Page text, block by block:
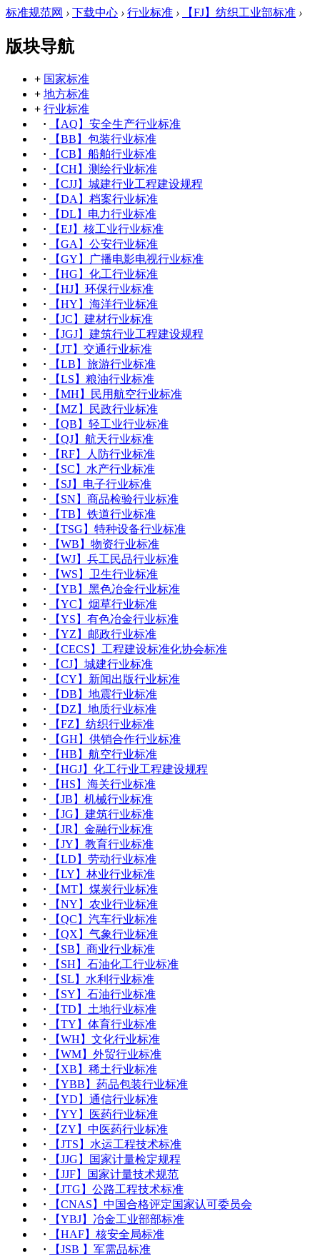
标准规范网 › 下载中心 › 行业标准 › 【FJ】纺织工业部标准 ›
版块导航
+ 国家标准
+ 地方标准
+ 行业标准
·
【AQ】安全生产行业标准
·
【BB】包装行业标准
·
【CB】船舶行业标准
·
【CH】测绘行业标准
·
【CJJ】城建行业工程建设规程
·
【DA】档案行业标准
·
【DL】电力行业标准
·
【EJ】核工业行业标准
·
【GA】公安行业标准
·
【GY】广播电影电视行业标准
·
【HG】化工行业标准
·
【HJ】环保行业标准
·
【HY】海洋行业标准
·
【JC】建材行业标准
·
【JGJ】建筑行业工程建设规程
·
【JT】交通行业标准
·
【LB】旅游行业标准
·
【LS】粮油行业标准
·
【MH】民用航空行业标准
·
【MZ】民政行业标准
·
【QB】轻工业行业标准
·
【QJ】航天行业标准
·
【RF】人防行业标准
·
【SC】水产行业标准
·
【SJ】电子行业标准
·
【SN】商品检验行业标准
·
【TB】铁道行业标准
·
【TSG】特种设备行业标准
·
【WB】物资行业标准
·
【WJ】兵工民品行业标准
·
【WS】卫生行业标准
·
【YB】黑色冶金行业标准
·
【YC】烟草行业标准
·
【YS】有色冶金行业标准
·
【YZ】邮政行业标准
·
【CECS】工程建设标准化协会标准
·
【CJ】城建行业标准
·
【CY】新闻出版行业标准
·
【DB】地震行业标准
·
【DZ】地质行业标准
·
【FZ】纺织行业标准
·
【GH】供销合作行业标准
·
【HB】航空行业标准
·
【HGJ】化工行业工程建设规程
·
【HS】海关行业标准
·
【JB】机械行业标准
·
【JG】建筑行业标准
·
【JR】金融行业标准
·
【JY】教育行业标准
·
【LD】劳动行业标准
·
【LY】林业行业标准
·
【MT】煤炭行业标准
·
【NY】农业行业标准
·
【QC】汽车行业标准
·
【QX】气象行业标准
·
【SB】商业行业标准
·
【SH】石油化工行业标准
·
【SL】水利行业标准
·
【SY】石油行业标准
·
【TD】土地行业标准
·
【TY】体育行业标准
·
【WH】文化行业标准
·
【WM】外贸行业标准
·
【XB】稀土行业标准
·
【YBB】药品包装行业标准
·
【YD】通信行业标准
·
【YY】医药行业标准
·
【ZY】中医药行业标准
·
【JTS】水运工程技术标准
·
【JJG】国家计量检定规程
·
【JJF】国家计量技术规范
·
【JTG】公路工程技术标准
·
【CNAS】中国合格评定国家认可委员会
·
【YBJ】冶金工业部部标准
·
【HAF】核安全局标准
·
【JSB 】军需品标准